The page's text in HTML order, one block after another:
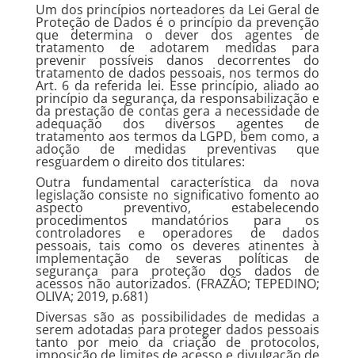
Um dos princípios norteadores da Lei Geral de
Proteção de Dados é o princípio da prevenção
que determina o dever dos agentes de
tratamento de adotarem medidas para
prevenir possíveis danos decorrentes do
tratamento de dados pessoais, nos termos do
Art. 6 da referida lei. Esse princípio, aliado ao
princípio da segurança, da responsabilização e
da prestação de contas gera a necessidade de
adequação dos diversos agentes de
tratamento aos termos da LGPD, bem como, a
adoção de medidas preventivas que
resguardem o direito dos titulares:
Outra fundamental característica da nova
legislação consiste no significativo fomento ao
aspecto preventivo, estabelecendo
procedimentos mandatórios para os
controladores e operadores de dados
pessoais, tais como os deveres atinentes à
implementação de severas políticas de
segurança para proteção dos dados de
acessos não autorizados. (FRAZÃO; TEPEDINO;
OLIVA; 2019, p.681)
Diversas são as possibilidades de medidas a
serem adotadas para proteger dados pessoais
tanto por meio da criação de protocolos,